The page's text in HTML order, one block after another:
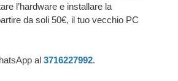
l’hardware e installare la
da soli 50€, il tuo vecchio PC
al 3716227992.